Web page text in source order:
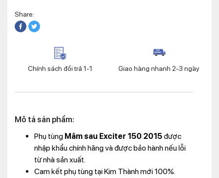
Share:
Chính sách đổi trả 1-1 Giao hàng nhanh 2-3 ngày
Mô tả sản phẩm:
Phụ tùng Mâm sau Exciter 150 2015được
nhập khẩu chính hãng và được bảo hành nếu lỗi
từ nhà sản xuất.
Cam kết phụ tùng tại Kim Thành mới 100%.